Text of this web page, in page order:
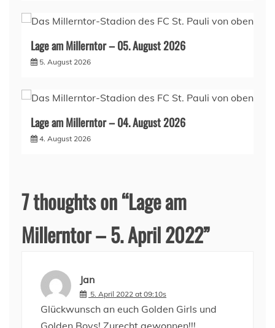
Lage am Millerntor – 05. August 2026
5. August 2026
Lage am Millerntor – 04. August 2026
4. August 2026
7 thoughts on “Lage am
Millerntor – 5. April 2022”
Jan
5. April 2022 at 09:10s
Glückwunsch an euch Golden Girls und
Golden Boys! Zurecht gewonnen!!!